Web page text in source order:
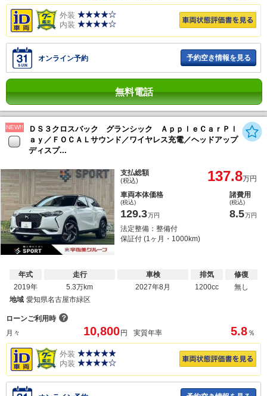
外装
内装
オンライン予約 予約空き情報を見る
無料電話
NEW!!
ＤＳ３クロスバック グランシック ＡｐｐｌｅＣａｒＰｌ
ａｙ／ＦＯＣＡＬサウンド／ワイヤレス充電／ヘッドアップ
ディスプ...
支払総額
(税込) 137.8万円
車両本体価格
(税込)
129.3万円
諸費用
(税込)
8.5万円
法定整備：整備付
保証付 (1ヶ月・1000km)
年式
2019年
走行
5.3万km
車検
2027年8月
排気
1200cc
修復
無し
地域 愛知県名古屋市緑区
ローンご利用時 ？
月々
10,800 円 実質年率 5.8 ％
外装
内装